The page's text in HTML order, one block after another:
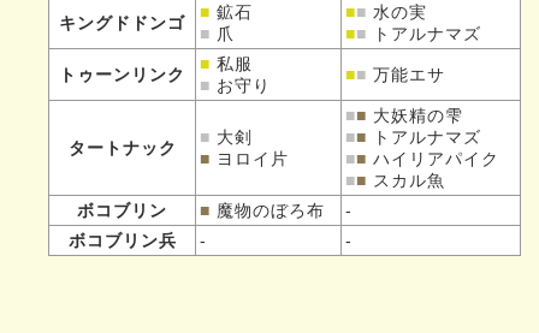
キングドドンゴ
■ 鉱石
■ 爪
■■ 水の実
■■ トアルナマズ
トゥーンリンク
■ 私服
■ お守り
■■ 万能エサ
タートナック
■ 大剣
■ ヨロイ片
■■ 大妖精の雫
■■ トアルナマズ
■■ ハイリアパイク
■■ スカル魚
ボコブリン
■ 魔物のぼろ布
-
ボコブリン兵
- -